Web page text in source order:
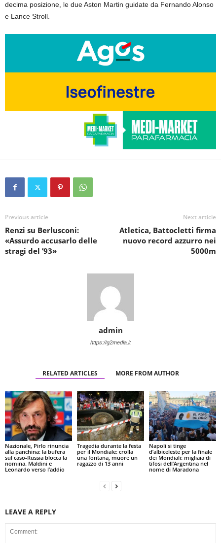
decima posizione, le due Aston Martin guidate da Fernando Alonso
e Lance Stroll.
Previous article
Renzi su Berlusconi:
«Assurdo accusarlo delle
stragi del ’93»
Next article
Atletica, Battocletti firma
nuovo record azzurro nei
5000m
admin
https://g2media.it
RELATED ARTICLES MORE FROM AUTHOR
Nazionale, Pirlo rinuncia
alla panchina: la bufera
sul caso-Russia blocca la
nomina. Maldini e
Leonardo verso l’addio
Tragedia durante la festa
per il Mondiale: crolla
una fontana, muore un
ragazzo di 13 anni
Napoli si tinge
d’albiceleste per la finale
dei Mondiali: migliaia di
tifosi dell’Argentina nel
nome di Maradona
LEAVE A REPLY